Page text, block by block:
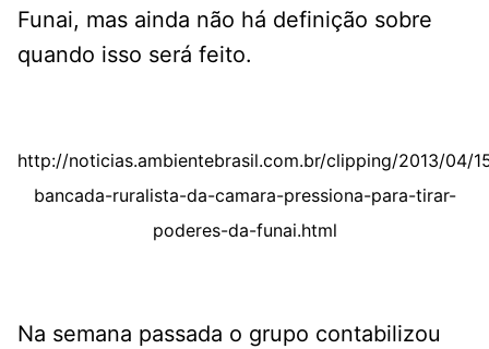
Funai, mas ainda não há definição sobre
quando isso será feito.
http://noticias.ambientebrasil.com.br/clipping/2013/04/
bancada-ruralista-da-camara-pressiona-para-tirar-
poderes-da-funai.html
Na semana passada o grupo contabilizou